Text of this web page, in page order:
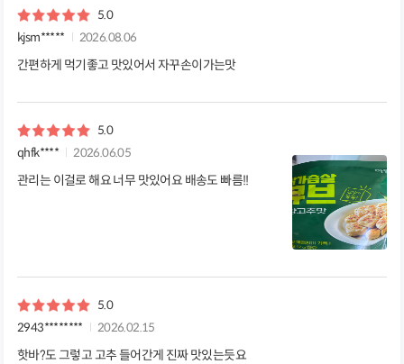
5.0
kjsm*****
2026.08.06
간편하게 먹기좋고 맛있어서 자꾸손이가는맛
5.0
qhfk****
2026.06.05
관리는 이걸로 해요 너무 맛있어요 배송도 빠름!!
5.0
2943********
2026.02.15
핫바?도 그렇고 고추 들어간게 진짜 맛있는듯요